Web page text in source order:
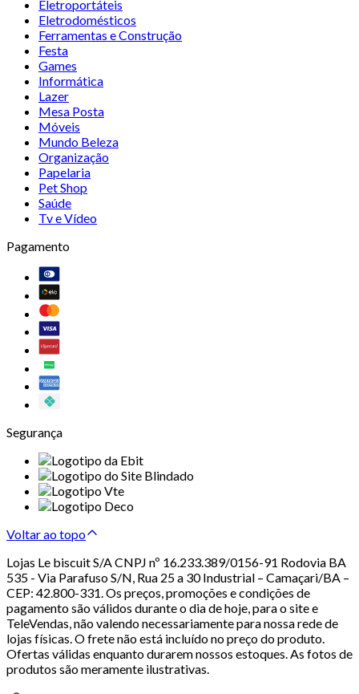
Eletroportáteis
Eletrodomésticos
Ferramentas e Construção
Festa
Games
Informática
Lazer
Mesa Posta
Móveis
Mundo Beleza
Organização
Papelaria
Pet Shop
Saúde
Tv e Vídeo
Pagamento
Segurança
Voltar ao topo
Lojas Le biscuit S/A CNPJ nº 16.233.389/0156-91 Rodovia BA
535 - Via Parafuso S/N, Rua 25 a 30 Industrial – Camaçari/BA –
CEP: 42.800-331. Os preços, promoções e condições de
pagamento são válidos durante o dia de hoje, para o site e
TeleVendas, não valendo necessariamente para nossa rede de
lojas físicas. O frete não está incluído no preço do produto.
Ofertas válidas enquanto durarem nossos estoques. As fotos de
produtos são meramente ilustrativas.